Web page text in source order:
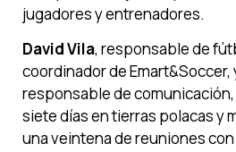
jugadores y entrenadores.
David Vila, responsable de
coordinador de Emart&Soccer,
responsable de
siete días en tierras polacas y
una veintena de reuniones